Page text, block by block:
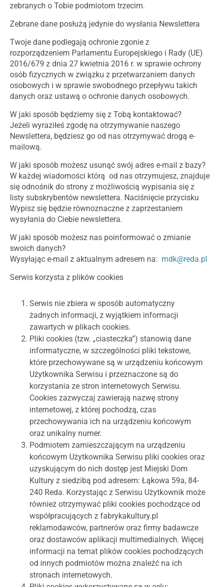
zebranych o Tobie podmiotom trzecim.
Zebrane dane posłużą jedynie do wysłania Newslettera
Twoje dane podlegają ochronie zgonie z
rozporządzeniem Parlamentu Europejskiego i Rady (UE)
2016/679 z dnia 27 kwietnia 2016 r. w sprawie ochrony
osób fizycznych w związku z przetwarzaniem danych
osobowych i w sprawie swobodnego przepływu takich
danych oraz ustawą o ochronie danych osobowych.
W jaki sposób będziemy się z Tobą kontaktować?
Jeżeli wyraziłeś zgodę na otrzymywanie naszego
Newslettera, będziesz go od nas otrzymywać drogą e-
mailową.
W jaki sposób możesz usunąć swój adres e-mail z bazy?
W każdej wiadomości którą od nas otrzymujesz, znajduje
się odnośnik do strony z możliwością wypisania się z
listy subskrybentów newslettera. Naciśnięcie przycisku
Wypisz się będzie równoznaczne z zaprzestaniem
wysyłania do Ciebie newslettera.
W jaki sposób możesz nas poinformować o zmianie
swoich danych?
Wysyłając e-mail z aktualnym adresem na: mdk@reda.pl
Serwis korzysta z plików cookies
Serwis nie zbiera w sposób automatyczny
żadnych informacji, z wyjątkiem informacji
zawartych w plikach cookies.
Pliki cookies (tzw. „ciasteczka”) stanowią dane
informatyczne, w szczególności pliki tekstowe,
które przechowywane są w urządzeniu końcowym
Użytkownika Serwisu i przeznaczone są do
korzystania ze stron internetowych Serwisu.
Cookies zazwyczaj zawierają nazwę strony
internetowej, z której pochodzą, czas
przechowywania ich na urządzeniu końcowym
oraz unikalny numer.
Podmiotem zamieszczającym na urządzeniu
końcowym Użytkownika Serwisu pliki cookies oraz
uzyskującym do nich dostęp jest Miejski Dom
Kultury z siedzibą pod adresem: Łąkowa 59a, 84-
240 Reda. Korzystając z Serwisu Użytkownik może
również otrzymywać pliki cookies pochodzące od
współpracujących z fabrykakultury.pl
reklamodawców, partnerów oraz firmy badawcze
oraz dostawców aplikacji multimedialnych. Więcej
informacji na temat plików cookies pochodzących
od innych podmiotów można znaleźć na ich
stronach internetowych.